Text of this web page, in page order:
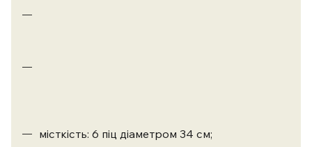
місткість: 6 піц діаметром 34 см;